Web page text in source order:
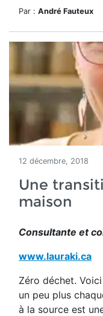
Par : André Fauteux
12 décembre, 2018
Une
maison
Consultante et
www.lauraki.ca
Zéro déchet.
un peu plus
à la source est